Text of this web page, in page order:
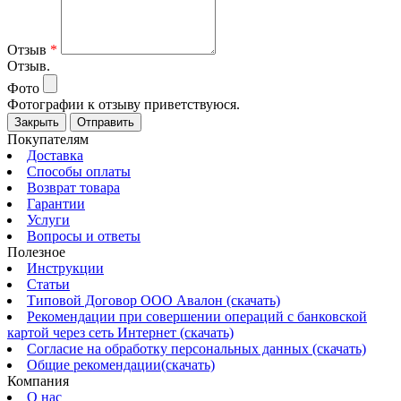
Отзыв *
Отзыв.
Фото
Фотографии к отзыву приветствуюся.
Закрыть Отправить
Покупателям
Доставка
Способы оплаты
Возврат товара
Гарантии
Услуги
Вопросы и ответы
Полезное
Инструкции
Статьи
Типовой Договор ООО Авалон (скачать)
Рекомендации при совершении операций с банковской
картой через сеть Интернет (скачать)
Согласие на обработку персональных данных (скачать)
Общие рекомендации(скачать)
Компания
О нас